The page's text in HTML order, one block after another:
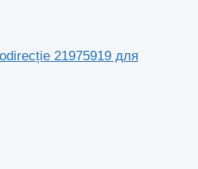
21975919 для